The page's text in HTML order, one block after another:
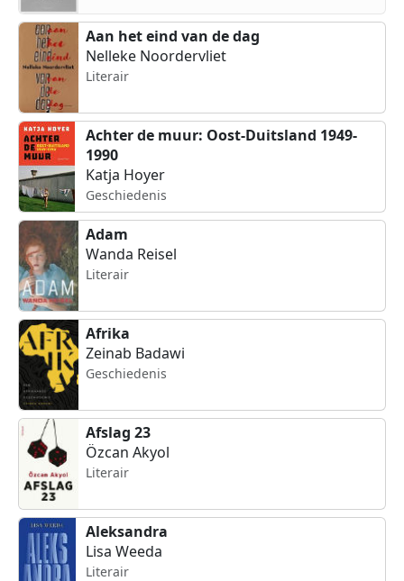
Aan het eind van de dag
Nelleke Noordervliet
Literair
Achter de muur: Oost-Duitsland 1949-
1990
Katja Hoyer
Geschiedenis
Adam
Wanda Reisel
Literair
Afrika
Zeinab Badawi
Geschiedenis
Afslag 23
Özcan Akyol
Literair
Aleksandra
Lisa Weeda
Literair